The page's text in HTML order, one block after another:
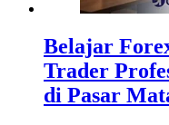
Belajar
Trader
di Pasar